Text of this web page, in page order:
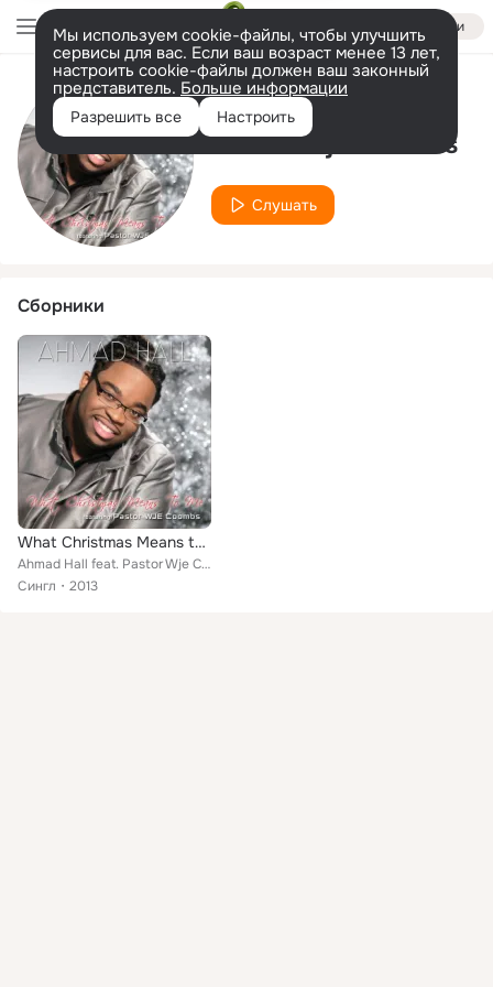
Войти
Мы используем cookie-файлы, чтобы улучшить
сервисы для вас. Если ваш возраст менее 13 лет,
настроить cookie-файлы должен ваш законный
представитель. Больше информации
Разрешить все Настроить
Исполнитель
Pastor Wje Coombs
Слушать
Сборники
What Christmas Means to Me
Ahmad Hall feat. Pastor Wje Coombs
Сингл
2013